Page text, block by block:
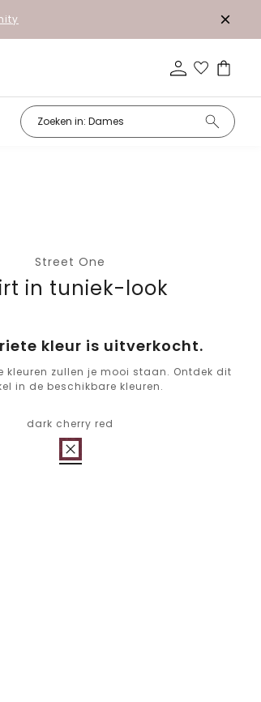
Street One
in tuniek-look
kleur is uitverkocht.
kleuren zullen je mooi staan. Ontdek dit
in de beschikbare kleuren.
dark cherry red